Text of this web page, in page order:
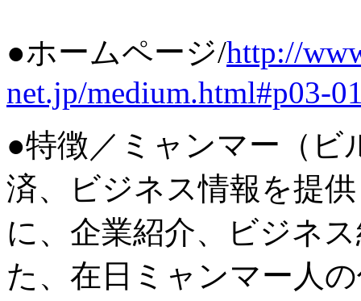
●ホームページ/http://
net.jp/medium.html#p03-
●特徴／ミャンマー（ビ
済、ビジネス情報を提
に、企業紹介、ビジネ
た、在日ミャンマー人